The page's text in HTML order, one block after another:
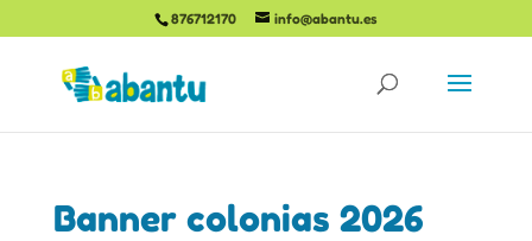
876712170 info@abantu.es
Banner colonias 2026